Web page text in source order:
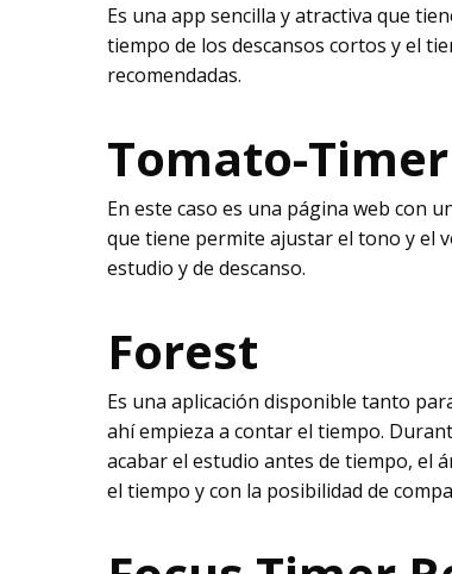
Es una app sencilla y atractiva que
tiempo de los descansos cortos y el
recomendadas.
Tomato-Timer
En este caso es una página web con
que tiene permite ajustar el tono y el
estudio y de descanso.
Forest
Es una aplicación disponible tanto
ahí empieza a contar el tiempo.
acabar el estudio antes de tiempo, el
el tiempo y con la posibilidad de